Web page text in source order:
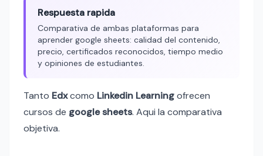
Respuesta rapida
Comparativa de ambas plataformas para
aprender google sheets: calidad del contenido,
precio, certificados reconocidos, tiempo medio
y opiniones de estudiantes.
Tanto Edxcomo Linkedin Learningofrecen
cursos de google sheets. Aqui la comparativa
objetiva.